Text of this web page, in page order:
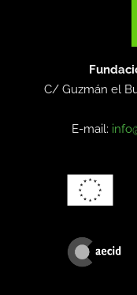
C/ Guzmán el
E-mail: